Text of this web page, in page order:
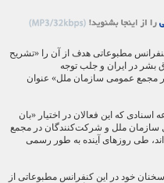
کنفرانس مطبوعاتی هدف از آن را «تشریح
بشر در ایران و جلب توجه
مجمع عمومی سازمان ملل» عنوان
که این فعالان در اختیار «بان
سازمان ملل و شرکت‌کنندگان در مجمع
طی روز‌های آینده به طور رسمی
سخنان خود در این کنفرانس مطبوعاتی از